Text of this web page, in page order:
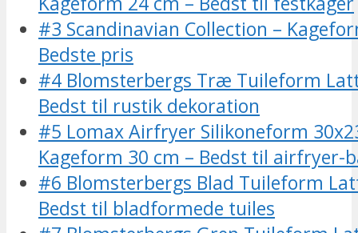
#3 Scandinavian Collection –
Bedste pris
#4 Blomsterbergs Træ Tuileform
Bedst til rustik dekoration
#5 Lomax Airfryer Silikoneform
Kageform 30 cm – Bedst til airfryer-
#6 Blomsterbergs Blad Tuileform
Bedst til bladformede tuiles